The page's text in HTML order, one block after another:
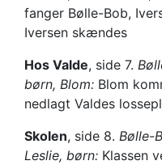
fanger Bølle-Bob,
Iversen skændes
Hos Valde, side 7.
børn, Blom: Blom
nedlagt Valdes
Skolen, side 8. Bølle-
Leslie, børn: Klassen